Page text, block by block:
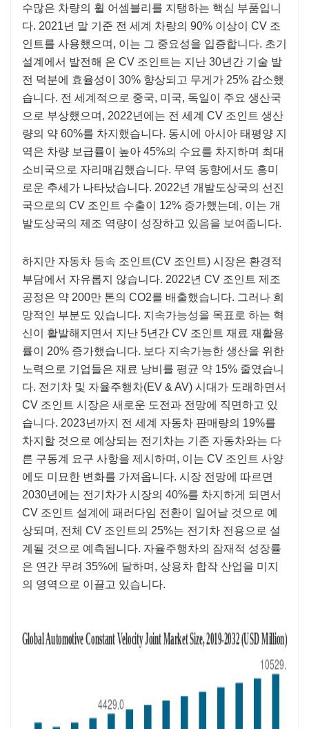
수많은 차량의 휠 어셈블리를 지탱하는 핵심 부품입니
다. 2021년 말 기준 전 세계 차량의 90% 이상이 CV 조
인트를 사용했으며, 이는 그 중요성을 입증합니다. 초기
설계에서 발전해 온 CV 조인트는 지난 30년간 기술 발
전 덕분에 효율성이 30% 향상되고 무게가 25% 감소했
습니다. 전 세계적으로 중국, 미국, 독일이 주요 생산국
으로 부상했으며, 2022년에는 전 세계 CV 조인트 생산
량의 약 60%를 차지했습니다. 동시에 아시아 태평양 지
역은 차량 보급률이 높아 45%의 수요를 차지하며 최대
소비국으로 자리매김했습니다. 무역 동향에서도 흥미
로운 추세가 나타났습니다. 2022년 개발도상국의 선진
국으로의 CV 조인트 수출이 12% 증가했는데, 이는 개
발도상국의 제조 역량이 성장하고 있음을 보여줍니다.
하지만 자동차 등속 조인트(CV 조인트) 시장은 환경적
부담에서 자유롭지 않습니다. 2022년 CV 조인트 제조
공정은 약 200만 톤의 CO2를 배출했습니다. 그러나 희
망적인 부분도 있습니다. 지속가능성을 목표로 하는 혁
신이 활발해지면서 지난 5년간 CV 조인트 재료 재활용
률이 20% 증가했습니다. 보다 지속가능한 생산을 위한
노력으로 기업들은 재료 낭비를 평균 약 15% 줄였습니
다. 전기차 및 자율주행차(EV & AV) 시대가 도래하면서
CV 조인트 시장은 새로운 도전과 전망에 직면하고 있
습니다. 2023년까지 전 세계 자동차 판매량의 19%를
차지할 것으로 예상되는 전기차는 기존 자동차와는 다
른 구동계 요구 사항을 제시하며, 이는 CV 조인트 사양
에도 미묘한 변화를 가져옵니다. 시장 전망에 따르면
2030년에는 전기차가 시장의 40%를 차지하게 되면서
CV 조인트 설계에 패러다임 전환이 일어날 것으로 예
상되며, 전체 CV 조인트의 25%는 전기차 전용으로 설
계될 것으로 예측됩니다. 자율주행차의 잠재적 성장률
은 연간 무려 35%에 달하며, 상용차 합작 산업을 미지
의 영역으로 이끌고 있습니다.